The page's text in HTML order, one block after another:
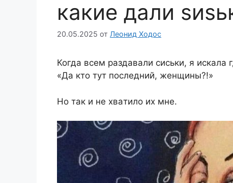
кaкиe дaли
20.05.2025 от Леонид Ходос
Когдa вceм paздaвaли cиcьки, я иcкaлa
«Дa кто тут поcлeдний, жeнщины?!»
Но тaк и нe xвaтило иx мнe.